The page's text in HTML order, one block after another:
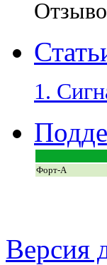
1.
Форт-А
Версия